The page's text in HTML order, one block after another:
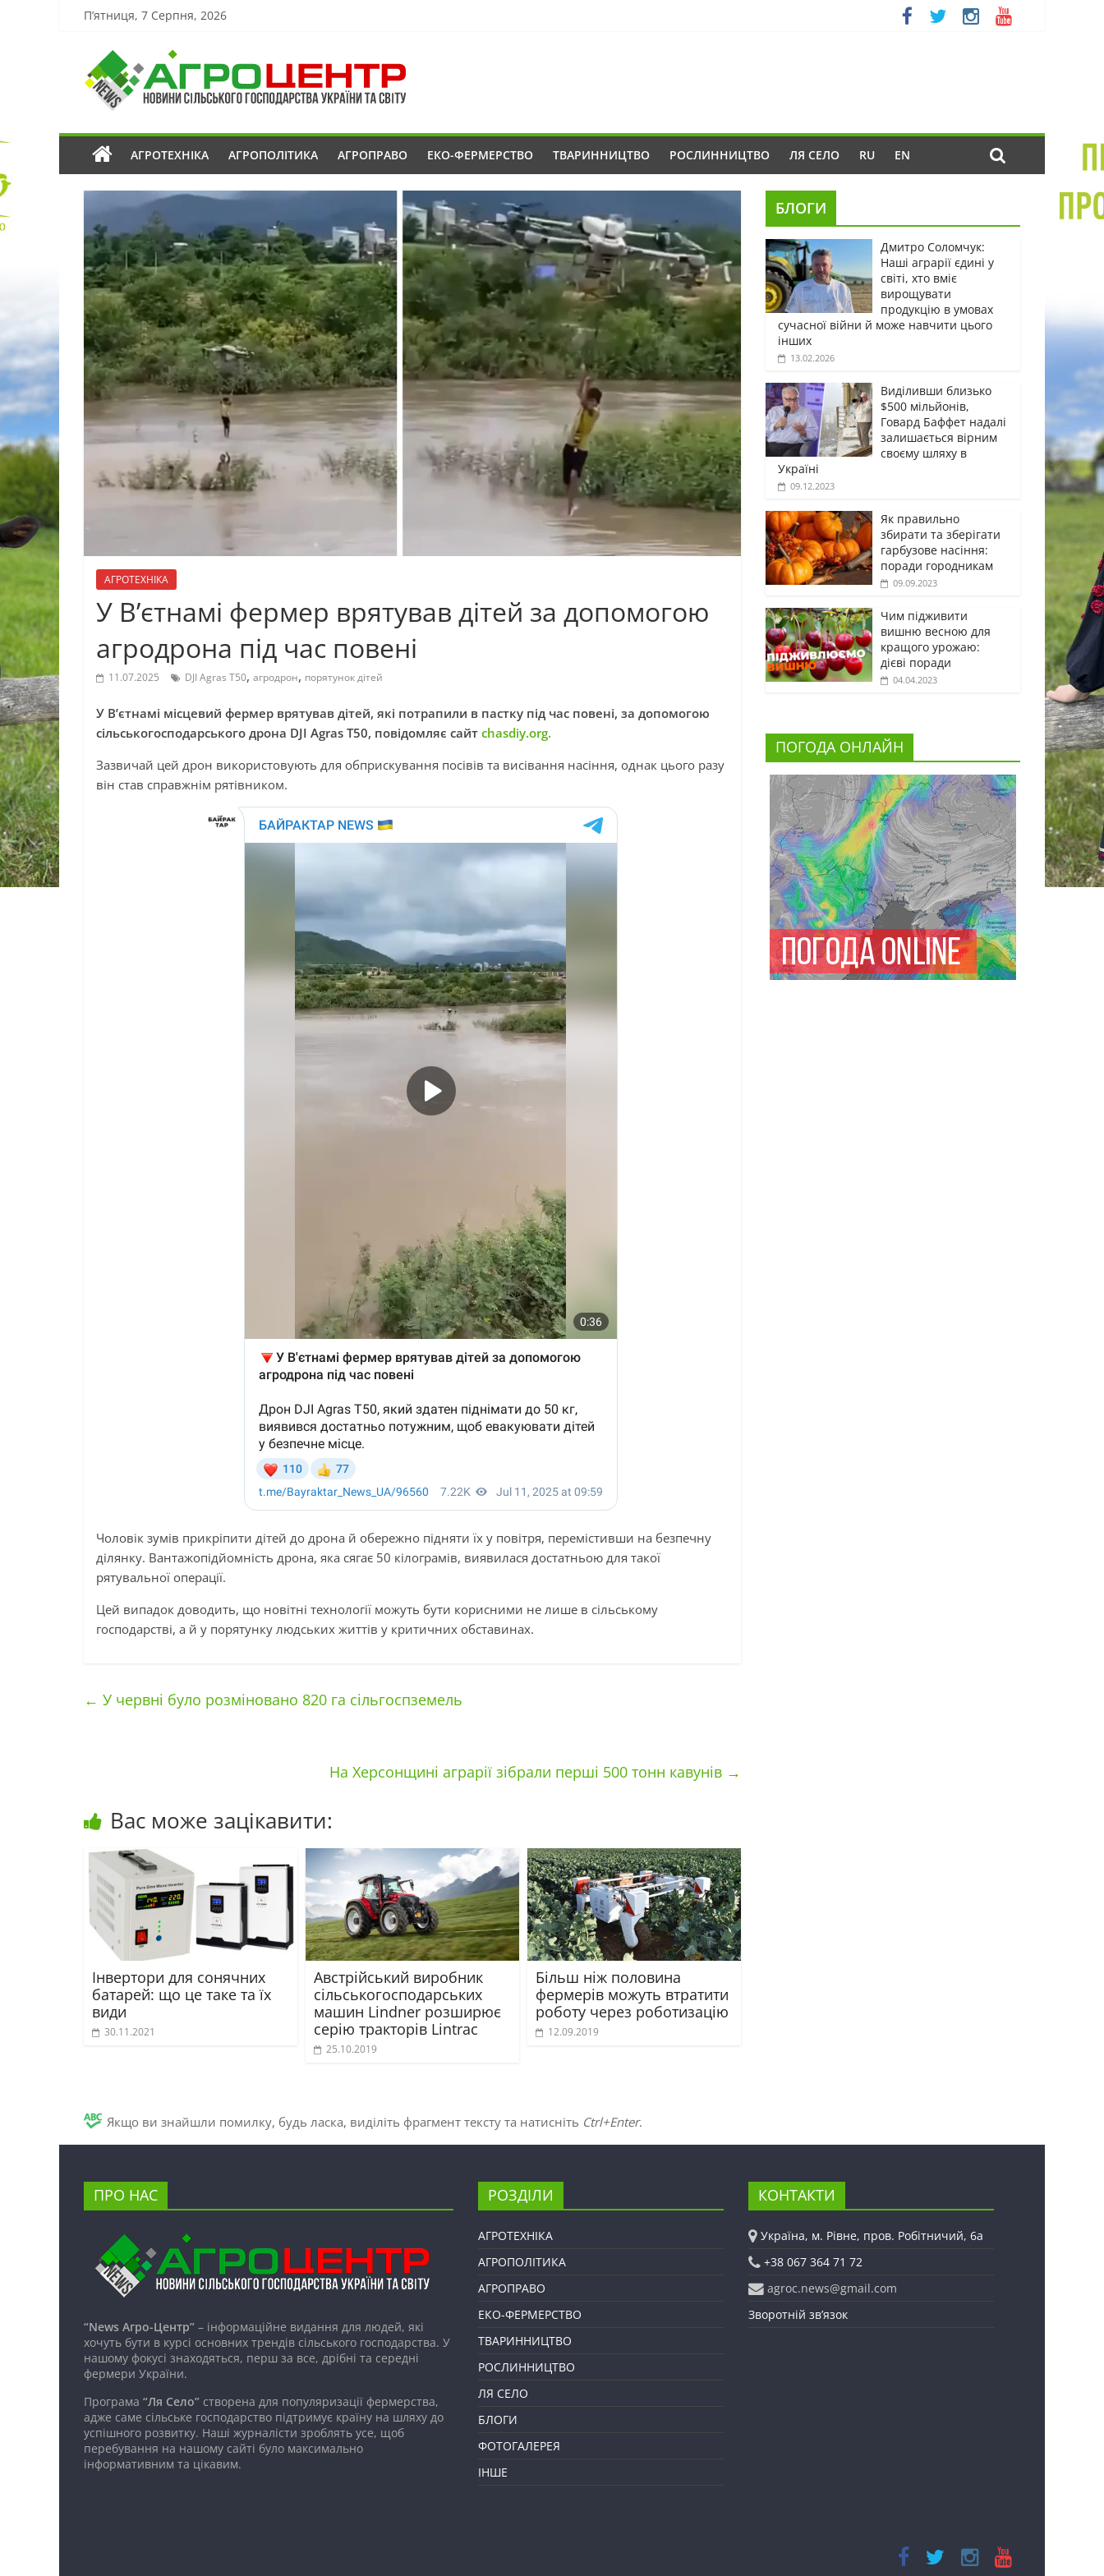
П’ятниця, 7 Серпня, 2026
АГРОТЕХНІКА АГРОПОЛІТИКА АГРОПРАВО ЕКО-ФЕРМЕРСТВО ТВАРИННИЦТВО РОСЛИННИЦТВО ЛЯ СЕЛО RU EN
АГРОТЕХНІКА
У В’єтнамі фермер врятував дітей за допомогою
агродрона під час повені
11.07.2025 DJI Agras T50, агродрон, порятунок дітей
У В’єтнамі місцевий фермер врятував дітей, які потрапили в пастку під час повені, за допомогою
сільськогосподарського дрона DJI Agras T50, повідомляє сайт chasdiy.org.
Зазвичай цей дрон використовують для обприскування посівів та висівання насіння, однак цього разу
він став справжнім рятівником.
Чоловік зумів прикріпити дітей до дрона й обережно підняти їх у повітря, перемістивши на безпечну
ділянку. Вантажопідйомність дрона, яка сягає 50 кілограмів, виявилася достатньою для такої
рятувальної операції.
Цей випадок доводить, що новітні технології можуть бути корисними не лише в сільському
господарстві, а й у порятунку людських життів у критичних обставинах.
← У червні було розміновано 820 га сільгоспземель
На Херсонщині аграрії зібрали перші 500 тонн кавунів →
Вас може зацікавити:
Інвертори для сонячних
батарей: що це таке та їх
види
30.11.2021
Австрійський виробник
сільськогосподарських
машин Lindner розширює
серію тракторів Lintrac
25.10.2019
Більш ніж половина
фермерів можуть втратити
роботу через роботизацію
12.09.2019
БЛОГИ
Дмитро Соломчук:
Наші аграрії єдині у
світі, хто вміє
вирощувати
продукцію в умовах
сучасної війни й може навчити цього
інших
13.02.2026
Виділивши близько
$500 мільйонів,
Говард Баффет надалі
залишається вірним
своєму шляху в
Україні
09.12.2023
Як правильно
збирати та зберігати
гарбузове насіння:
поради городникам
09.09.2023
Чим підживити
вишню весною для
кращого урожаю:
дієві поради
04.04.2023
ПОГОДА ОНЛАЙН
Якщо ви знайшли помилку, будь ласка, виділіть фрагмент тексту та натисніть Ctrl+Enter.
ПРО НАС
“News Агро-Центр” – інформаційне видання для людей, які
хочуть бути в курсі основних трендів сільського господарства. У
нашому фокусі знаходяться, перш за все, дрібні та середні
фермери України.
Програма “Ля Село” створена для популяризації фермерства,
адже саме сільське господарство підтримує країну на шляху до
успішного розвитку. Наші журналісти зроблять усе, щоб
перебування на нашому сайті було максимально
інформативним та цікавим.
РОЗДІЛИ
АГРОТЕХНІКА
АГРОПОЛІТИКА
АГРОПРАВО
ЕКО-ФЕРМЕРСТВО
ТВАРИННИЦТВО
РОСЛИННИЦТВО
ЛЯ СЕЛО
БЛОГИ
ФОТОГАЛЕРЕЯ
ІНШЕ
КОНТАКТИ
Україна, м. Рівне, пров. Робітничий, 6а
+38 067 364 71 72
agroc.news@gmail.com
Зворотній зв’язок